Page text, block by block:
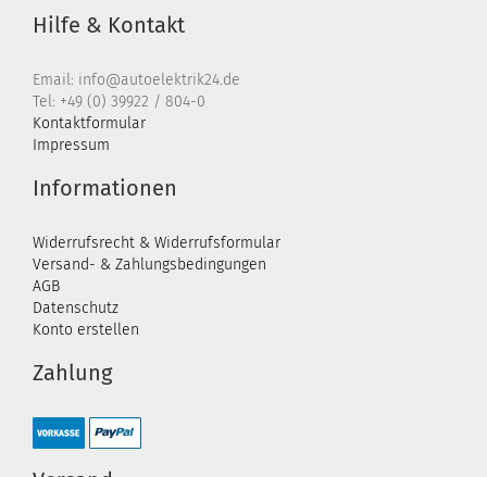
Hilfe & Kontakt
Email: info@autoelektrik24.de
Tel: +49 (0) 39922 / 804-0
Kontaktformular
Impressum
Informationen
Widerrufsrecht & Widerrufsformular
Versand- & Zahlungsbedingungen
AGB
Datenschutz
Konto erstellen
Zahlung